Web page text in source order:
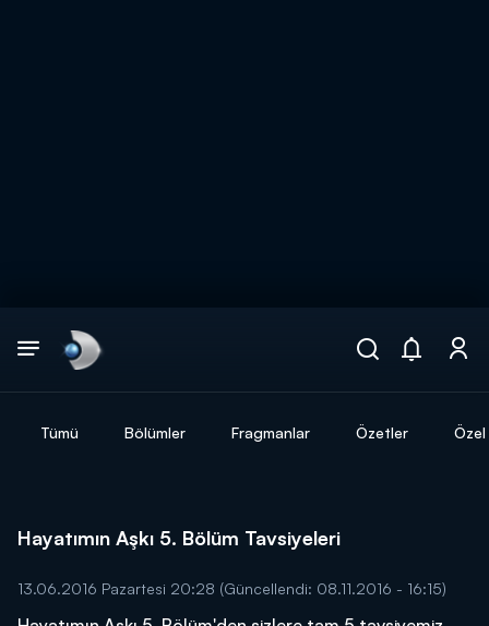
Tümü Bölümler Fragmanlar Özetler
Hayatımın Aşkı 5. Bölüm Tavsiyeleri
13.06.2016 Pazartesi 20:28 (Güncellendi: 08.11.2016 - 16:15)